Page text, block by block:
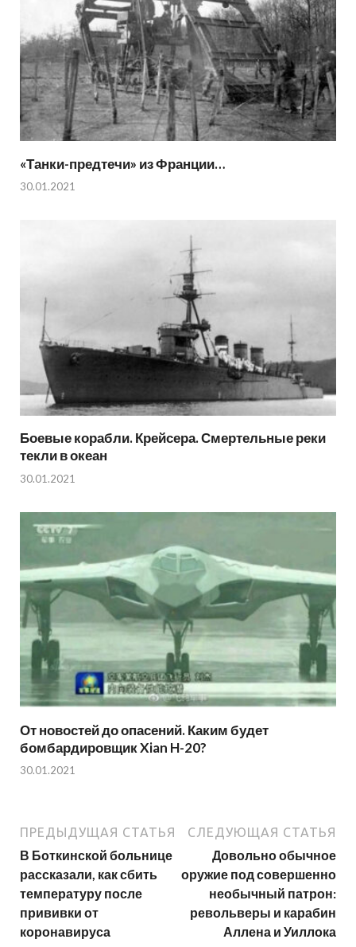
«Танки-предтечи» из Франции…
30.01.2021
Боевые корабли. Крейсера. Смертельные реки
текли в океан
30.01.2021
От новостей до опасений. Каким будет
бомбардировщик Xian H-20?
30.01.2021
ПРЕДЫДУЩАЯ СТАТЬЯ
В Боткинской больнице
рассказали, как сбить
температуру после
прививки от
коронавируса
СЛЕДУЮЩАЯ СТАТЬЯ
Довольно обычное
оружие под совершенно
необычный патрон:
револьверы и карабин
Аллена и Уиллока